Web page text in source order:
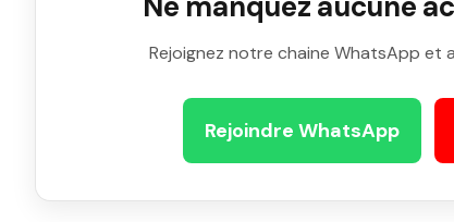
Rejoignez notre chaine WhatsApp et
Rejoindre WhatsApp